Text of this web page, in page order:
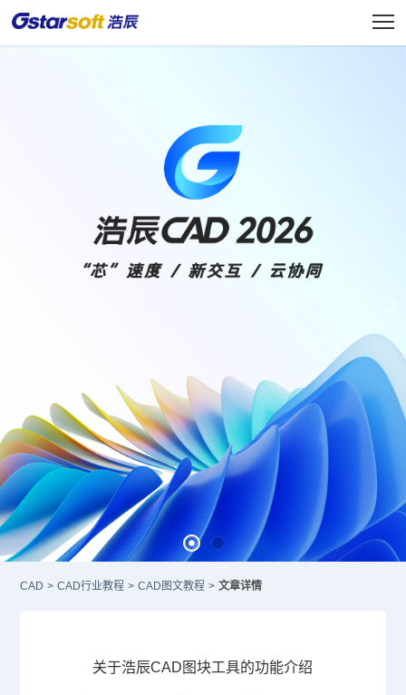
CAD > CAD行业教程 > CAD图文教程 > 文章详情
关于浩辰CAD图块工具的功能介绍